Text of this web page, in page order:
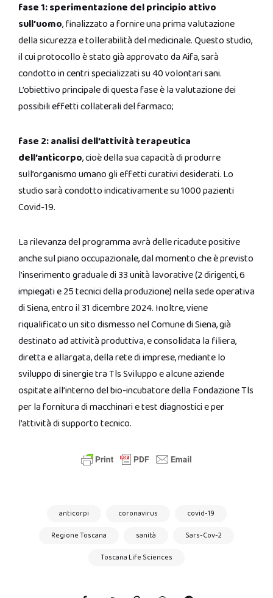
fase 1: sperimentazione del principio attivo
sull’uomo, finalizzato a fornire una prima valutazione
della sicurezza e tollerabilità del medicinale. Questo studio,
il cui protocollo è stato già approvato da Aifa, sarà
condotto in centri specializzati su 40 volontari sani.
L’obiettivo principale di questa fase è la valutazione dei
possibili effetti collaterali del farmaco;
fase 2: analisi dell’attività terapeutica
dell’anticorpo, cioè della sua capacità di produrre
sull’organismo umano gli effetti curativi desiderati. Lo
studio sarà condotto indicativamente su 1000 pazienti
Covid-19.
La rilevanza del programma avrà delle ricadute positive
anche sul piano occupazionale, dal momento che è previsto
l’inserimento graduale di 33 unità lavorative (2 dirigenti, 6
impiegati e 25 tecnici della produzione) nella sede operativa
di Siena, entro il 31 dicembre 2024. Inoltre, viene
riqualificato un sito dismesso nel Comune di Siena, già
destinato ad attività produttiva, e consolidata la filiera,
diretta e allargata, della rete di imprese, mediante lo
sviluppo di sinergie tra Tls Sviluppo e alcune aziende
ospitate all’interno del bio-incubatore della Fondazione Tls
per la fornitura di macchinari e test diagnostici e per
l’attività di supporto tecnico.
anticorpi coronavirus
covid-19
Regione Toscana
sanità
Sars-Cov-2
Toscana Life Sciences